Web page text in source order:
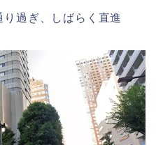
過ぎ、しばらく直進